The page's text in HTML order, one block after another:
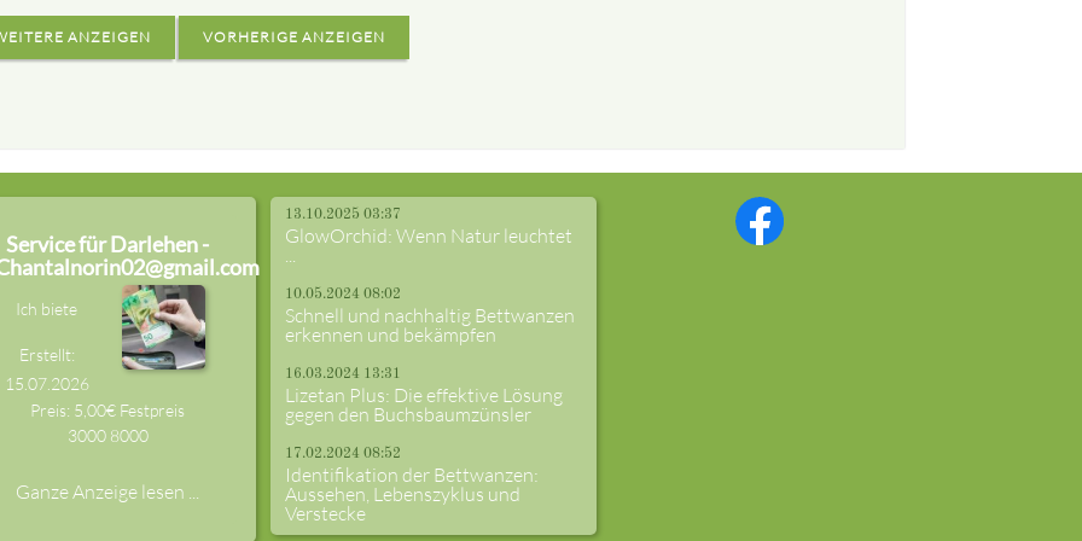
ANZEIGEN VORHERIGE ANZEIGEN
Service für Darlehen -
Ich biete
Erstellt:
15.07.2026
Preis: 5,00€ Festpreis
3000 8000
Ganze Anzeige lesen ...
13.10.2025 03:37
GlowOrchid: Wenn Natur leuchtet
...
10.05.2024 08:02
Schnell und nachhaltig Bettwanzen
erkennen und bekämpfen
16.03.2024 13:31
Lizetan Plus: Die effektive Lösung
gegen den Buchsbaumzünsler
17.02.2024 08:52
Identifikation der Bettwanzen:
Aussehen, Lebenszyklus und
Verstecke